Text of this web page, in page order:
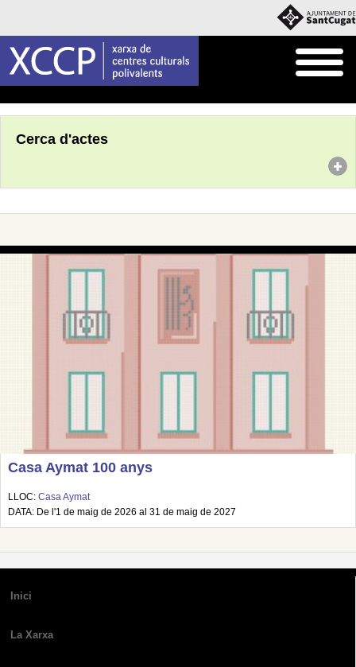
Cerca d'actes
Casa Aymat 100 anys
LLOC: Casa Aymat
DATA: De l'1 de maig de 2026 al 31 de maig de 2027
Inici
La Xarxa